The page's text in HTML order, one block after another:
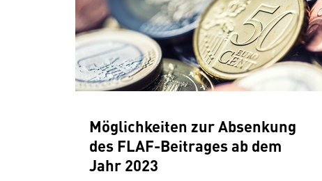
Möglichkeiten zur Absenkung
des FLAF-Beitrages ab dem
Jahr 2023